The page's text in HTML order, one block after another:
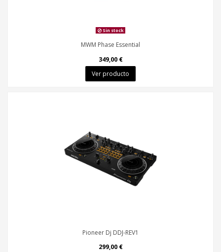
Sin stock
MWM Phase Essential
349,00 €
Ver producto
Pioneer Dj DDJ-REV1
299,00 €